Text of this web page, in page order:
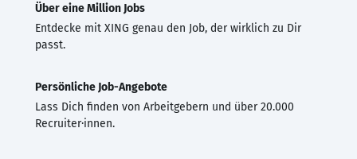
Über eine Million Jobs
Entdecke mit XING genau den Job, der wirklich zu Dir
passt.
Persönliche Job-Angebote
Lass Dich finden von Arbeitgebern und über 20.000
Recruiter·innen.